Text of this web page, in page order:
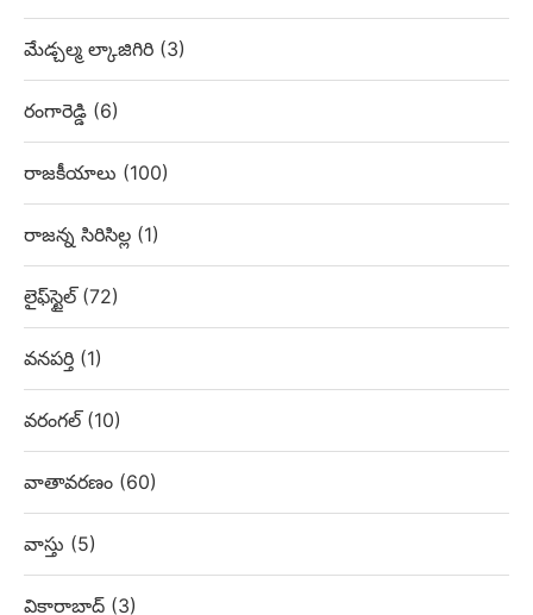
మేడ్చల్మ ల్కాజిగిరి (3)
రంగారెడ్డి (6)
రాజకీయాలు (100)
రాజన్న సిరిసిల్ల (1)
లైఫ్‌స్టైల్ (72)
వనపర్తి (1)
వరంగల్ (10)
వాతావరణం (60)
వాస్తు (5)
వికారాబాద్ (3)